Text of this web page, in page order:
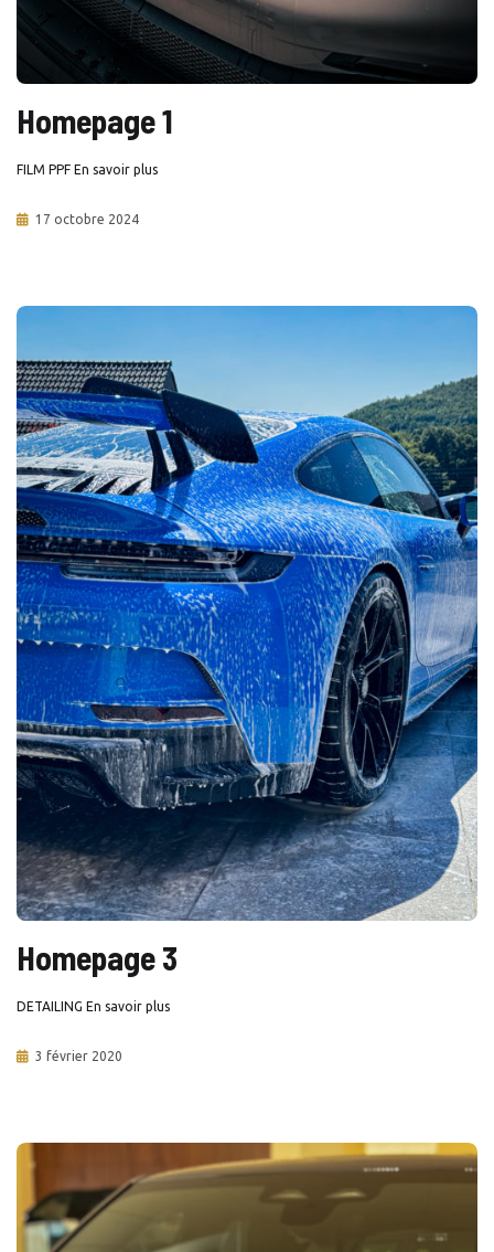
Homepage 1
FILM PPF En savoir plus
17 octobre 2024
Homepage 3
DETAILING En savoir plus
3 février 2020